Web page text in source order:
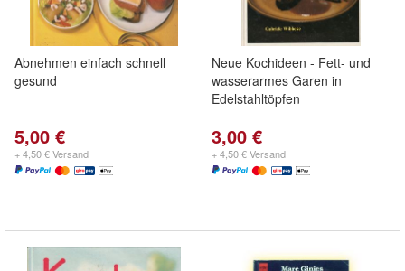
Abnehmen einfach schnell
gesund
5,00 €
+ 4,50 € Versand
Neue Kochideen - Fett- und
wasserarmes Garen in
Edelstahltöpfen
3,00 €
+ 4,50 € Versand